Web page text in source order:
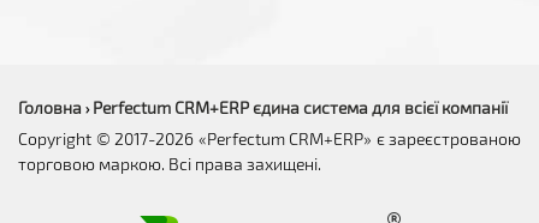
Головна › Perfectum CRM+ERP єдина система для всієї компанії
Copyright © 2017-2026 «Perfectum CRM+ERP» є зареєстрованою
торговою маркою. Всі права захищені.